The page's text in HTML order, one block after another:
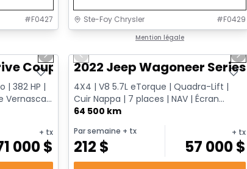
#F0427 Ste-Foy Chrysler #F0429
Mention légale
Next slide
Coupe
| 382 HP |
Vernasca |
+ tx
000$
Très bonne offre
Previous slide
2022 Jeep Wagoneer Series
4X4 | V8 5.7L eTorque | Quadra-Lift |
Cuir Nappa | 7 places | NAV | Écran
passager
64 500 km
Par semaine + tx
212 $
+ tx
57 000$